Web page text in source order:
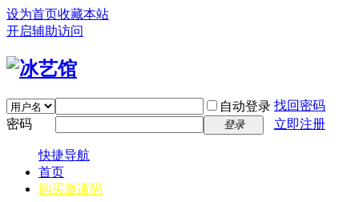
设为首页收藏本站
开启辅助访问
自动登录 找回密码
密码
登录 立即注册
快捷导航
首页
购买邀请码